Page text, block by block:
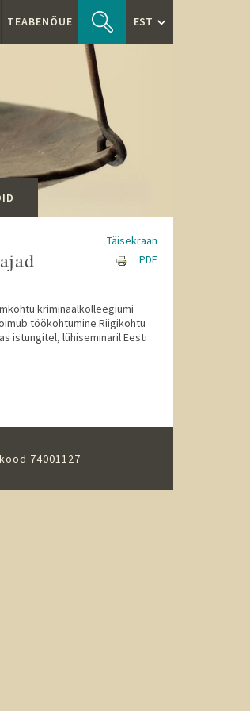
TEABENÕUE EST
Täisekraan
PDF
kriminaalkolleegiumi
töökohtumine Riigikohtu
istungitel, lühiseminaril Eesti
74001127